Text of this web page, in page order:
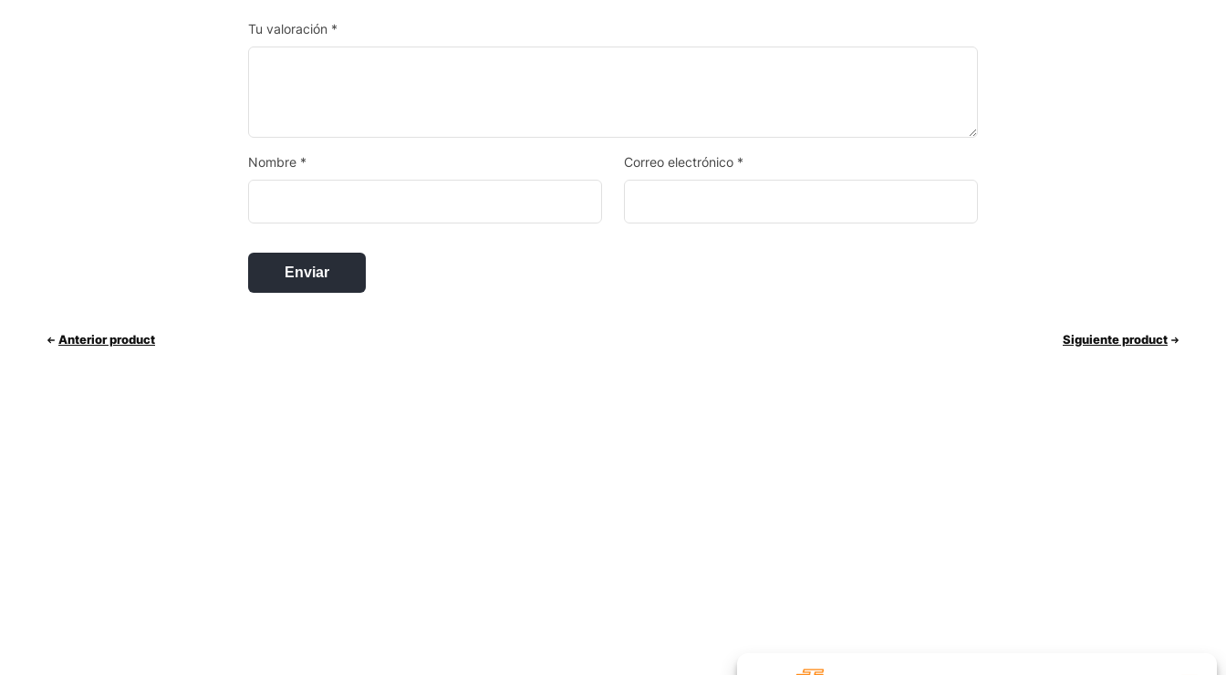
Tu valoración *
Nombre * Correo electrónico *
Anterior product Siguiente product